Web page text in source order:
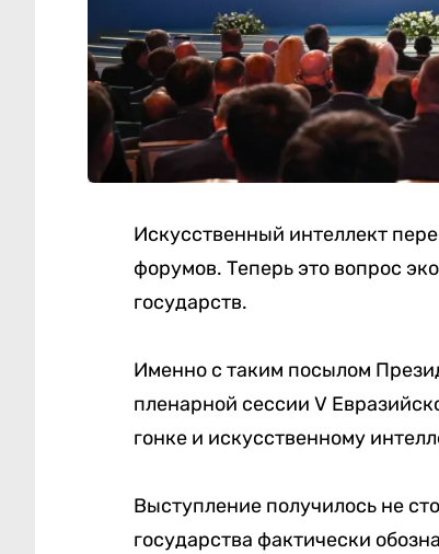
Искусственный интеллект
форумов. Теперь это вопрос
государств.
Именно с таким посылом
пленарной сессии V
гонке и искусственному
Выступление получилось не
государства фактически